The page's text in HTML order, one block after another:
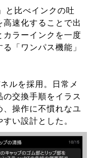
比べインクの吐
速化することで出
ラーインクを一度
「ワンパス機能」
ルを採用。日常メ
交換手順をイラス
、操作に不慣れなユ
い設計とした。